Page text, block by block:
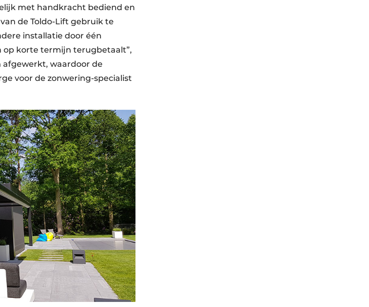
met handkracht bediend en
de Toldo-Lift gebruik te
installatie door één
op korte termijn terugbetaalt”,
afgewerkt, waardoor de
voor de zonwering-specialist